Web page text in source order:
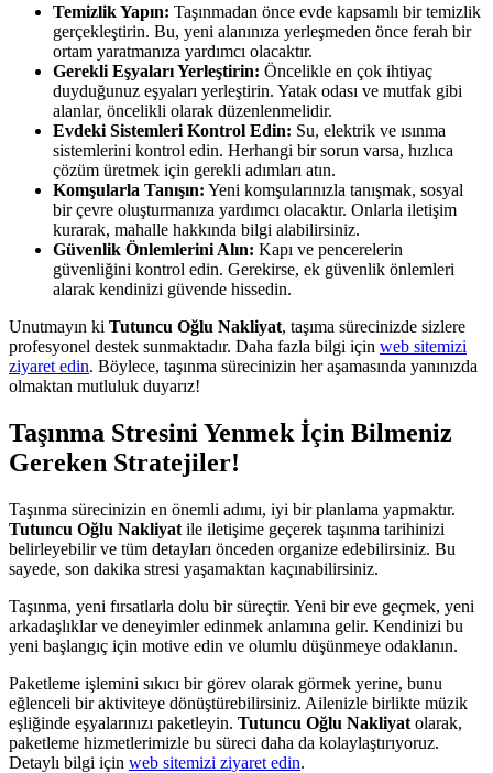
Temizlik Yapın: Taşınmadan önce evde kapsamlı bir temizlik
gerçekleştirin. Bu, yeni alanınıza yerleşmeden önce ferah bir
ortam yaratmanıza yardımcı olacaktır.
Gerekli Eşyaları Yerleştirin: Öncelikle en çok ihtiyaç
duyduğunuz eşyaları yerleştirin. Yatak odası ve mutfak gibi
alanlar, öncelikli olarak düzenlenmelidir.
Evdeki Sistemleri Kontrol Edin: Su, elektrik ve ısınma
sistemlerini kontrol edin. Herhangi bir sorun varsa, hızlıca
çözüm üretmek için gerekli adımları atın.
Komşularla Tanışın: Yeni komşularınızla tanışmak, sosyal
bir çevre oluşturmanıza yardımcı olacaktır. Onlarla iletişim
kurarak, mahalle hakkında bilgi alabilirsiniz.
Güvenlik Önlemlerini Alın: Kapı ve pencerelerin
güvenliğini kontrol edin. Gerekirse, ek güvenlik önlemleri
alarak kendinizi güvende hissedin.
Unutmayın ki Tutuncu Oğlu Nakliyat, taşıma sürecinizde sizlere
profesyonel destek sunmaktadır. Daha fazla bilgi için web sitemizi
ziyaret edin. Böylece, taşınma sürecinizin her aşamasında yanınızda
olmaktan mutluluk duyarız!
Taşınma Stresini Yenmek İçin Bilmeniz
Gereken Stratejiler!
Taşınma sürecinizin en önemli adımı, iyi bir planlama yapmaktır.
Tutuncu Oğlu Nakliyat ile iletişime geçerek taşınma tarihinizi
belirleyebilir ve tüm detayları önceden organize edebilirsiniz. Bu
sayede, son dakika stresi yaşamaktan kaçınabilirsiniz.
Taşınma, yeni fırsatlarla dolu bir süreçtir. Yeni bir eve geçmek, yeni
arkadaşlıklar ve deneyimler edinmek anlamına gelir. Kendinizi bu
yeni başlangıç için motive edin ve olumlu düşünmeye odaklanın.
Paketleme işlemini sıkıcı bir görev olarak görmek yerine, bunu
eğlenceli bir aktiviteye dönüştürebilirsiniz. Ailenizle birlikte müzik
eşliğinde eşyalarınızı paketleyin. Tutuncu Oğlu Nakliyat olarak,
paketleme hizmetlerimizle bu süreci daha da kolaylaştırıyoruz.
Detaylı bilgi için web sitemizi ziyaret edin.